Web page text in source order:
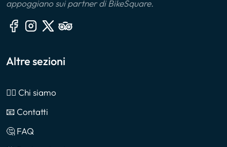
appoggiano sui partner di BikeSquare.
Altre sezioni
🙎‍♂️ Chi siamo
📧 Contatti
🤔 FAQ